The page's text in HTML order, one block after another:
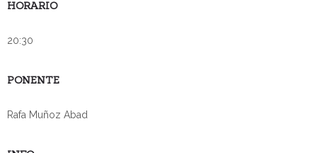
HORARIO
20:30
PONENTE
Rafa Muñoz Abad